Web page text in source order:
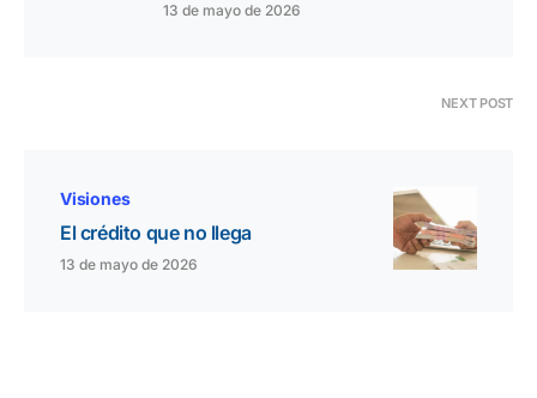
13 de mayo de 2026
NEXT POST
Visiones
El crédito que no llega
13 de mayo de 2026